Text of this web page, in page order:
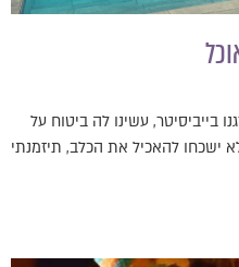
בייביסיטר, עשינו לה ביטוח על
ישכחו להאכיל את הכלב, תיזמנתי